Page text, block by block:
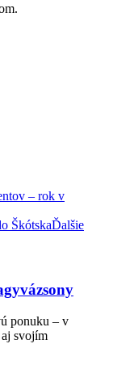
– rok v
ŠkótskaĎalšie
ponuku – v
svojím